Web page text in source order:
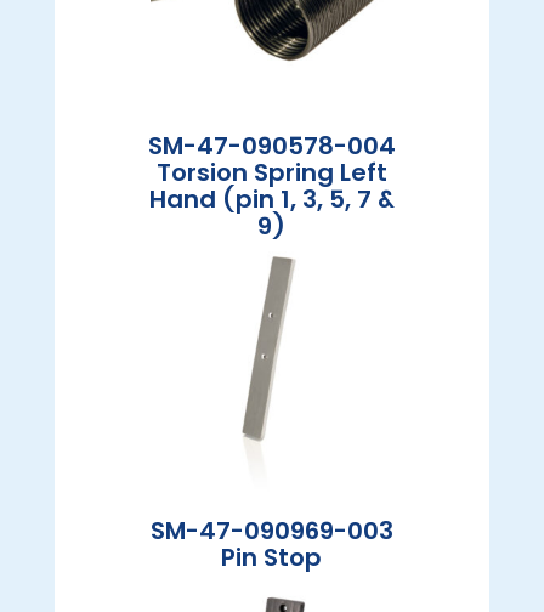
SM-47-090578-004
Torsion Spring Left
Hand (pin 1, 3, 5, 7 &
9)
SM-47-090969-003
Pin Stop